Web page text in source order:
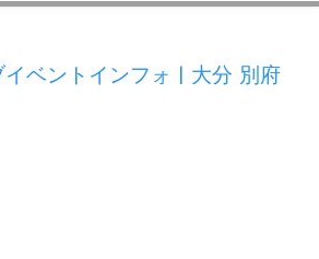
イベントインフォ | 大分 別府